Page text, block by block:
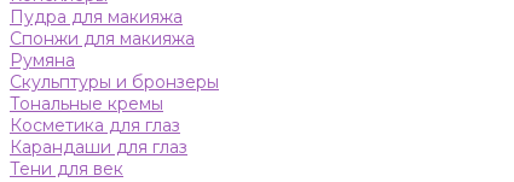
Пудра для макияжа
Спонжи для макияжа
Румяна
Скульптуры и бронзеры
Тональные кремы
Косметика для глаз
Карандаши для глаз
Тени для век